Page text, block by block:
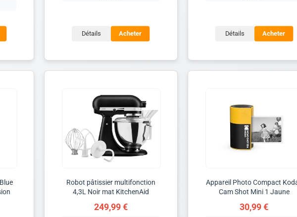
Détails Acheter Détails Acheter
Robot pâtissier multifonction
4,3L Noir mat KitchenAid
249,99 €
Appareil Photo Compact
Cam Shot Mini 1 Jaune
30,99 €